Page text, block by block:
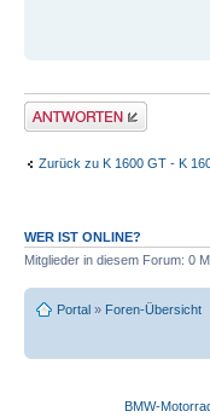
Antwort schreiben
Zurück zu K 1600 GT - K
WER IST ONLINE?
Mitglieder in diesem Forum: 0
Portal » Foren-Übersicht
BMW-